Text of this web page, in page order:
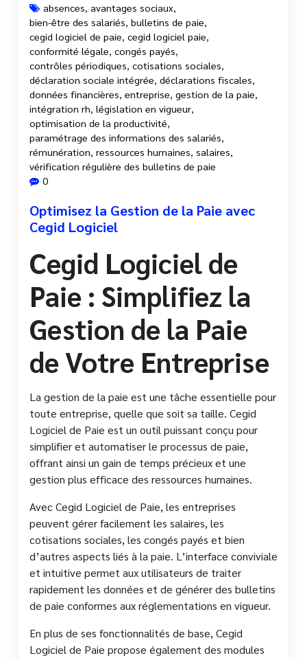
3 Oct, 2025
absences avantages sociaux
bien-être des salariés bulletins de paie
cegid logiciel de paie cegid logiciel paie
conformité légale congés payés
contrôles périodiques cotisations sociales
déclaration sociale intégrée déclarations fiscales
données financières entreprise gestion de la paie
intégration rh législation en vigueur
optimisation de la productivité
paramétrage des informations des salariés
rémunération ressources humaines salaires
vérification régulière des bulletins de paie
0
Optimisez la Gestion de la Paie avec
Cegid Logiciel
Cegid Logiciel de
Paie : Simplifiez la
Gestion de la Paie
de Votre Entreprise
La gestion de la paie est une tâche essentielle pour
toute entreprise, quelle que soit sa taille. Cegid
Logiciel de Paie est un outil puissant conçu pour
simplifier et automatiser le processus de paie,
offrant ainsi un gain de temps précieux et une
gestion plus efficace des ressources humaines.
Avec Cegid Logiciel de Paie, les entreprises
peuvent gérer facilement les salaires, les
cotisations sociales, les congés payés et bien
d’autres aspects liés à la paie. L’interface conviviale
et intuitive permet aux utilisateurs de traiter
rapidement les données et de générer des bulletins
de paie conformes aux réglementations en vigueur.
En plus de ses fonctionnalités de base, Cegid
Logiciel de Paie propose également des modules